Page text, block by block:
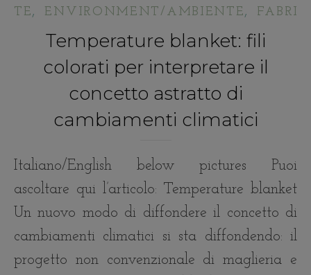
TE, ENVIRONMENT/AMBIENTE,
Temperature blanket: fili
colorati per interpretare il
concetto astratto di
cambiamenti climatici
Italiano/English below pictures Puoi
ascoltare qui l’articolo: Temperature blanket
Un nuovo modo di diffondere il concetto di
cambiamenti climatici si sta diffondendo: il
progetto non convenzionale di maglieria e